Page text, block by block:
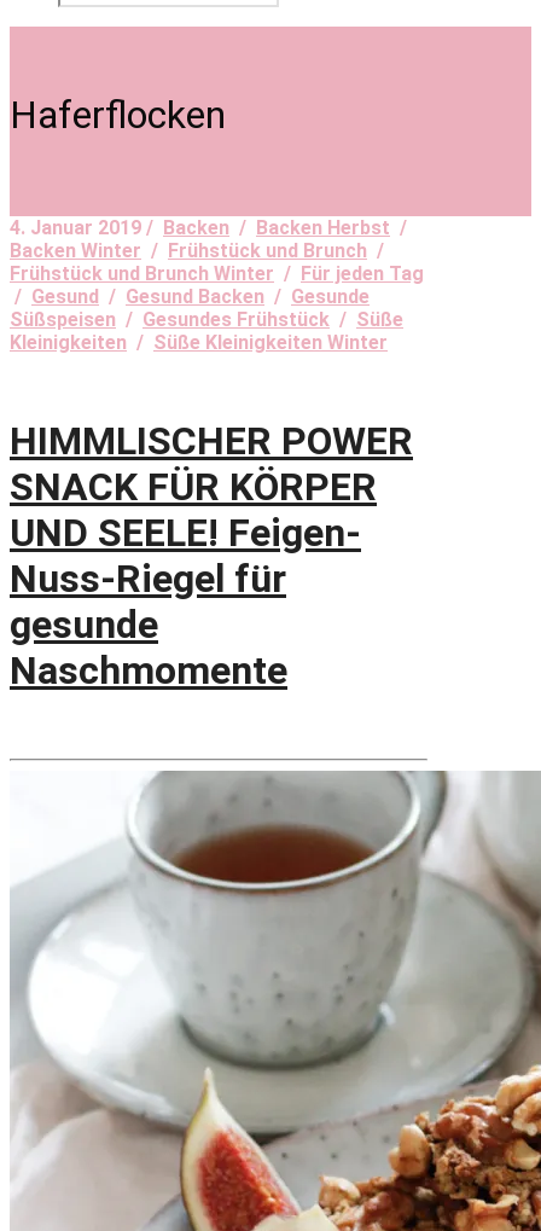
Haferflocken
4. Januar 2019 / Backen / Backen Herbst /
Backen Winter / Frühstück und Brunch /
Frühstück und Brunch Winter / Für jeden Tag
/ Gesund / Gesund Backen / Gesunde
Süßspeisen / Gesundes Frühstück / Süße
Kleinigkeiten / Süße Kleinigkeiten Winter
HIMMLISCHER POWER
SNACK FÜR KÖRPER
UND SEELE! Feigen-
Nuss-Riegel für
gesunde
Naschmomente